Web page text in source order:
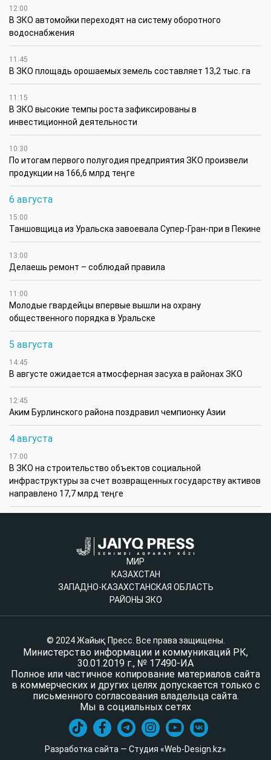
12:00
В ЗКО автомойки переходят на систему оборотного
водоснабжения
11:45
В ЗКО площадь орошаемых земель составляет 13,2 тыс. га
11:15
В ЗКО высокие темпы роста зафиксированы в
инвестиционной деятельности
10:30
По итогам первого полугодия предприятия ЗКО произвели
продукции на 166,6 млрд теңге
6 августа
15:00
Таншовщица из Уральска завоевала Супер-Гран-при в Пекине
13:00
Делаешь ремонт – соблюдай правила
11:00
Молодые гвардейцы впервые вышли на охрану
общественного порядка в Уральске
5 августа
14:45
В августе ожидается атмосферная засуха в районах ЗКО
12:45
Аким Бурлинского района поздравил чемпионку Азии
4 августа
17:00
В ЗКО на строительство объектов социальной
инфраструктуры за счет возвращенных государству активов
направлено 17,7 млрд теңге
МИР
КАЗАХСТАН
ЗАПАДНО-КАЗАХСТАНСКАЯ ОБЛАСТЬ
РАЙОНЫ ЗКО
© 2024 Жайық Пресс. Все права защищены.
Министерство информации и коммуникаций РК,
30.01.2019 г., № 17490-ИА
Полное или частичное копирование материалов сайта
в коммерческих и других целях допускается только с
письменного согласования владельца сайта.
Мы в социальных сетях
Разработка сайта — Студия «Web-Design.kz»